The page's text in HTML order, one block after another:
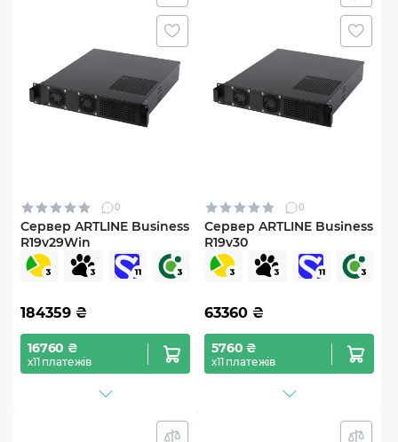
0
Сервер ARTLINE Business
R19v29Win
184359 ₴
16760 ₴
х11 платежів
0
Сервер ARTLINE Business
R19v30
63360 ₴
5760 ₴
х11 платежів